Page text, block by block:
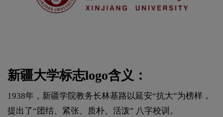
新疆大学标志logo含义：
1938年，新疆学院教务长林基路以延安“抗大”为榜样，
提出了“团结、紧张、质朴、活泼” 八字校训。